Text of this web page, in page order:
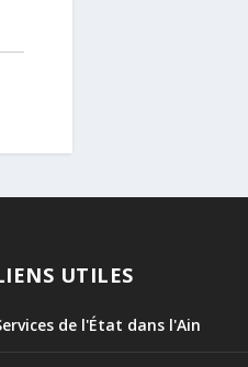
UTILES
de l'État dans l'Ain